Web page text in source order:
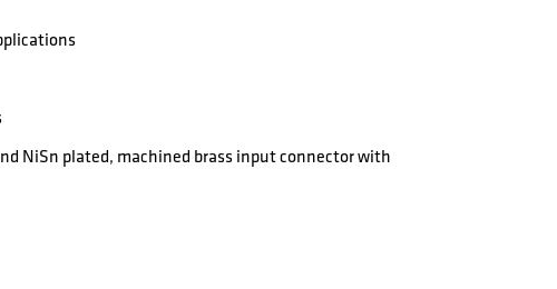
NiSn plated, machined brass input connector with